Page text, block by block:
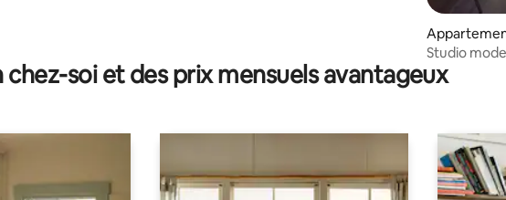
Studio
du centre
soi et des prix mensuels avantageux